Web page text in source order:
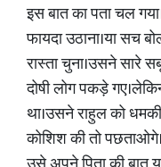
इस बात का पता चल
फायदा उठाना।या सच
रास्ता चुना।उसने सारे
दोषी लोग पकड़े
था।उसने राहुल को
कोशिश की तो